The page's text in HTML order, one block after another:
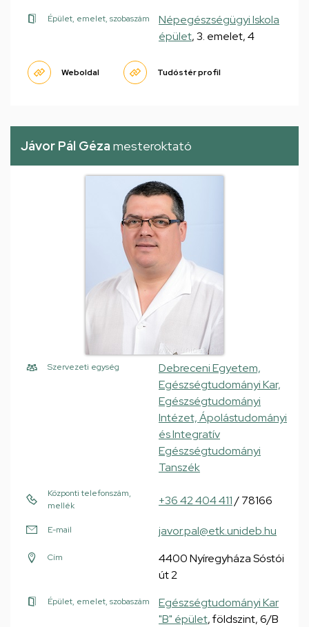
Épület, emelet, szobaszám
Népegészségügyi Iskola
épület, 3. emelet, 4
Weboldal Tudóstér profil
Jávor Pál Géza mesteroktató
Szervezeti egység
Debreceni Egyetem,
Egészségtudományi Kar,
Egészségtudományi
Intézet, Ápolástudományi
és Integratív
Egészségtudományi
Tanszék
Központi telefonszám,
mellék
+36 42 404 411/ 78166
E-mail javor.pal@etk.unideb.hu
Cím
4400 Nyíregyháza Sóstói
út 2
Épület, emelet, szobaszám
Egészségtudományi Kar
"B" épület, földszint, 6/B